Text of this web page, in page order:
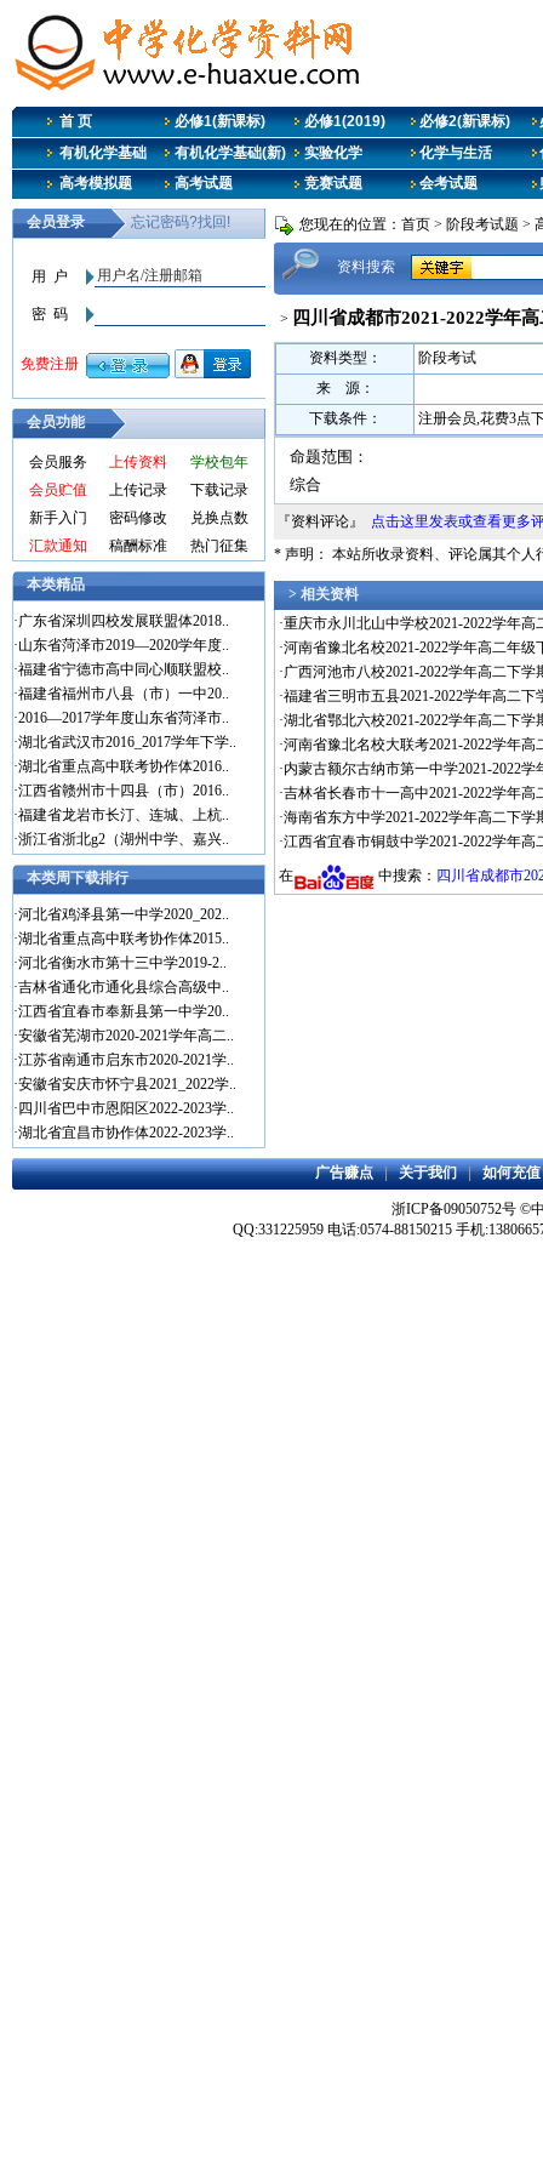
首 页 必修1(新课标) 必修1(2019) 必修2(新课标)
有机化学基础
有机化学基础(新) 实验化学 化学与生活
高考模拟题
高考试题 竞赛试题 会考试题
会员功能
会员服务 上传资料
学校包年
会员贮值
上传记录
下载记录
新手入门
密码修改
兑换点数
汇款通知
稿酬标准 热门征集
本类精品
·广东省深圳四校发展联盟体2018..
·山东省菏泽市2019—2020学年度..
·福建省宁德市高中同心顺联盟校..
·福建省福州市八县（市）一中20..
·2016—2017学年度山东省菏泽市..
·湖北省武汉市2016_2017学年下学..
·湖北省重点高中联考协作体2016..
·江西省赣州市十四县（市）2016..
·福建省龙岩市长汀、连城、上杭..
·浙江省浙北g2（湖州中学、嘉兴..
本类周下载排行
·河北省鸡泽县第一中学2020_202..
·湖北省重点高中联考协作体2015..
·河北省衡水市第十三中学2019-2..
·吉林省通化市通化县综合高级中..
·江西省宜春市奉新县第一中学20..
·安徽省芜湖市2020-2021学年高二..
·江苏省南通市启东市2020-2021学..
·安徽省安庆市怀宁县2021_2022学..
· 四川省巴中市恩阳区2022-2023学..
·湖北省宜昌市协作体2022-2023学..
您现在的位置： 首页 > 阶段考试题 >
资料搜索
> 四川省成都市2021-2022学年
资料类型：
阶段考试
来 源：
下载条件：
注册会员,花费3点
命题范围：
综合
『资料评论』 点击这里发表或查看更多
* 声明： 本站所收录资料、评论属其个人
> 相关资料
·重庆市永川北山中学校2021-2022学年
·河南省豫北名校2021-2022学年高二年
·广西河池市八校2021-2022学年高二下
·福建省三明市五县2021-2022学年高二
·湖北省鄂北六校2021-2022学年高二下
·河南省豫北名校大联考2021-2022学年
·内蒙古额尔古纳市第一中学2021-2022
·吉林省长春市十一高中2021-2022学年
·海南省东方中学2021-2022学年高二下
·江西省宜春市铜鼓中学2021-2022学年
在
中搜索： 四川省成都市
广告赚点|关于我们|如何充值
浙ICP备09050752号 ©
QQ:331225959 电话:0574-88150215 手机